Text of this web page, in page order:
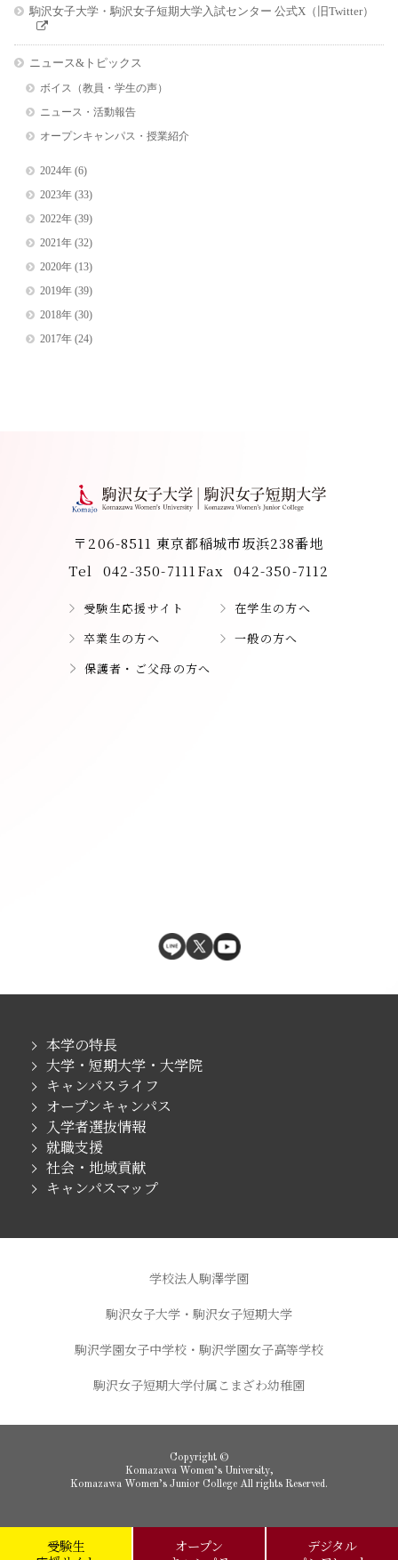
駒沢女子大学・駒沢女子短期大学入試センター 公式X（旧Twitter）
ニュース&トピックス
ボイス（教員・学生の声）
ニュース・活動報告
オープンキャンパス・授業紹介
2024年(6)
2023年(33)
2022年(39)
2021年(32)
2020年(13)
2019年(39)
2018年(30)
2017年(24)
〒206-8511 東京都稲城市坂浜238番地
Tel
042-350-7111 Fax 042-350-7112
受験生応援サイト
在学生の方へ
卒業生の方へ
一般の方へ
保護者・ご父母の方へ
本学の特長
大学・短期大学・大学院
キャンパスライフ
オープンキャンパス
入学者選抜情報
就職支援
社会・地域貢献
キャンパスマップ
学校法人駒澤学園
駒沢女子大学・駒沢女子短期大学
駒沢学園女子中学校・駒沢学園女子高等学校
駒沢女子短期大学付属こまざわ幼稚園
Copyright ©
Komazawa Women’s University,
Komazawa Women’s Junior College All rights Reserved.
受験生
オープン
デジタル